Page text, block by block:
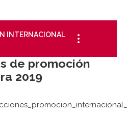
INTERNACIONAL
de promoción
2019